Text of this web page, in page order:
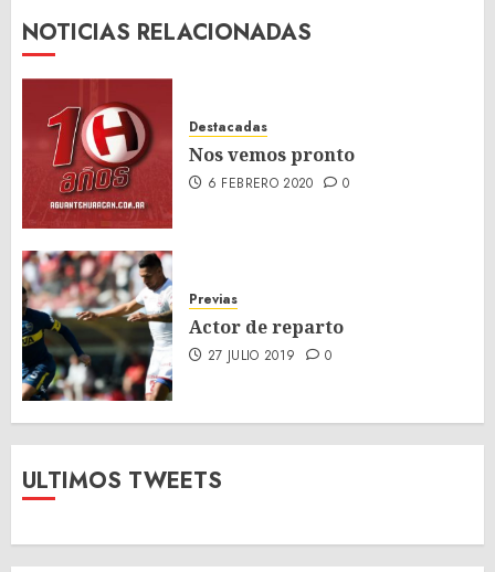
NOTICIAS RELACIONADAS
Destacadas
Nos vemos pronto
6 FEBRERO 2020 0
Previas
Actor de reparto
27 JULIO 2019 0
ULTIMOS TWEETS